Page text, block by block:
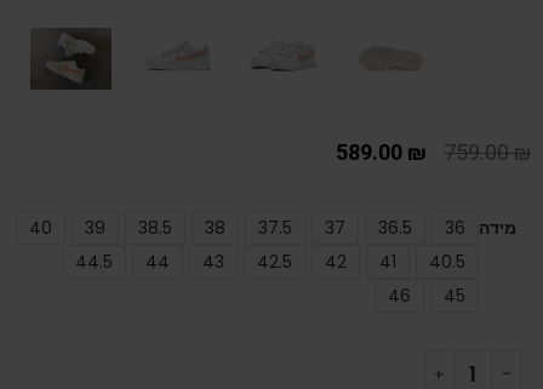
759.00₪
589.00 ₪
מידה 36
36.5
37
37.5
38
38.5
39
40
40.5
41
42
42.5
43
44
44.5
45
46